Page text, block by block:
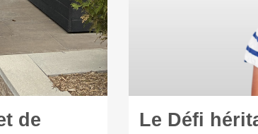
de
Le Défi